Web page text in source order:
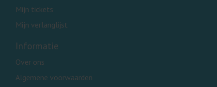
Mijn tickets
Mijn verlanglijst
Informatie
Over ons
Algemene voorwaarden